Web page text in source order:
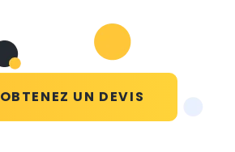
OBTENEZ UN DEVIS